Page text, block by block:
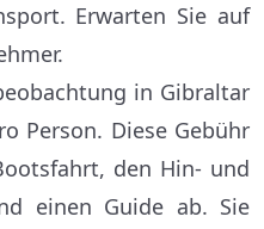
Erwarten Sie auf
in Gibraltar
Person. Diese Gebühr
den Hin- und
einen Guide ab. Sie